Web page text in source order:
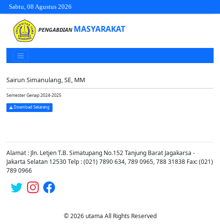
Sabtu, 08 Agustus 2026
PENGABDIAN MASYARAKAT
Sairun Simanulang, SE, MM
Semester Genap 2024-2025
Download Sekarang
Alamat : Jln. Letjen T.B. Simatupang No.152 Tanjung Barat Jagakarsa -
Jakarta Selatan 12530 Telp : (021) 7890 634, 789 0965, 788 31838 Fax: (021)
789 0966
© 2026 utama All Rights Reserved